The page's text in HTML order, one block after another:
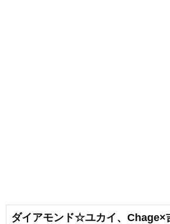
ダイアモンド☆ユカイ、Chage×